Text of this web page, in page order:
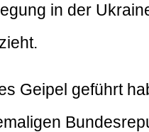
in der
Geipel geführt